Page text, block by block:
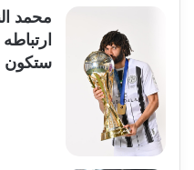
محمد
ستكون